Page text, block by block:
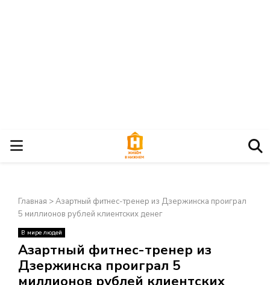
О
Н
О
В
Главная >Азартный фитнес-тренер из Дзержинска проиграл
5 миллионов рублей клиентских денег
В мире людей
Азартный фитнес-тренер из
Дзержинска проиграл 5
миллионов рублей клиентских